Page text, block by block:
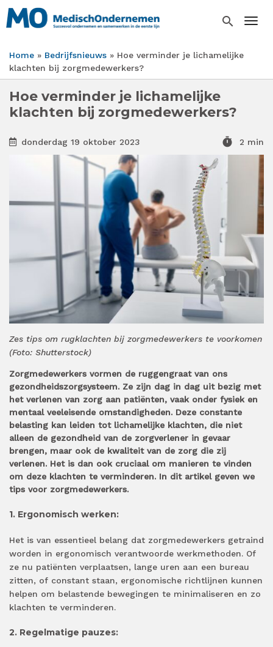
Overslaan
en
inhoud
gaan
search
Kruimelpad
Home Bedrijfsnieuws
Hoe verminder je lichamelijke
klachten bij zorgmedewerkers?
Hoe verminder je lichamelijke
klachten bij zorgmedewerkers?
donderdag 19 oktober 2023 timer 2 min
Zes tips om rugklachten bij zorgmedewerkers te voorkomen
(Foto: Shutterstock)
Zorgmedewerkers vormen de ruggengraat van ons
gezondheidszorgsysteem. Ze zijn dag in dag uit bezig met
het verlenen van zorg aan patiënten, vaak onder fysiek en
mentaal veeleisende omstandigheden. Deze constante
belasting kan leiden tot lichamelijke klachten, die niet
alleen de gezondheid van de zorgverlener in gevaar
brengen, maar ook de kwaliteit van de zorg die zij
verlenen. Het is dan ook cruciaal om manieren te vinden
om deze klachten te verminderen. In dit artikel geven we
tips voor zorgmedewerkers.
1. Ergonomisch werken:
Het is van essentieel belang dat zorgmedewerkers getraind
worden in ergonomisch verantwoorde werkmethoden. Of
ze nu patiënten verplaatsen, lange uren aan een bureau
zitten, of constant staan, ergonomische richtlijnen kunnen
helpen om belastende bewegingen te minimaliseren en zo
klachten te verminderen.
2. Regelmatige pauzes: